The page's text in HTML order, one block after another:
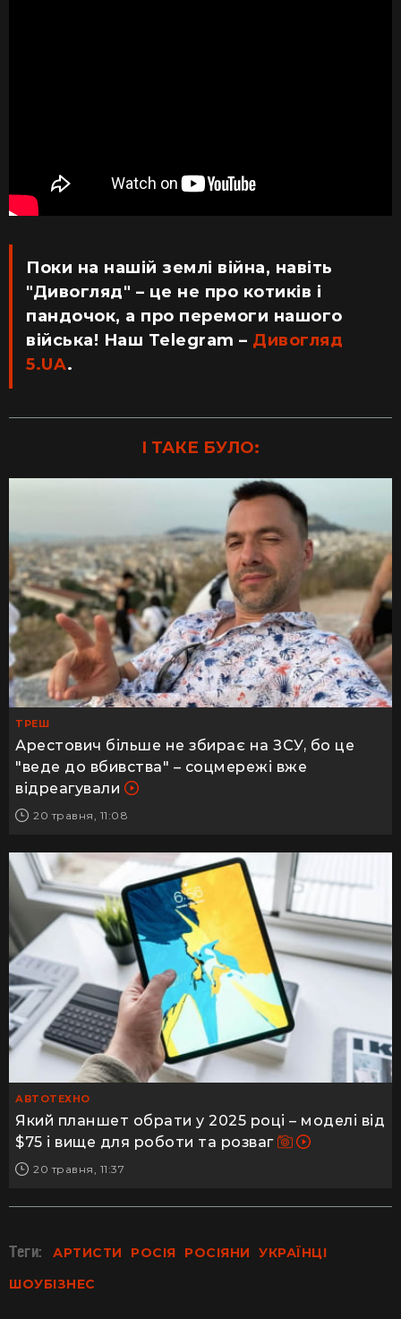
Поки на нашій землі війна, навіть
"Дивогляд" – це не про котиків і
пандочок, а про перемоги нашого
війська! Наш Telegram – Дивогляд
5.UA.
І ТАКЕ БУЛО:
ТРЕШ
Арестович більше не збирає на ЗСУ, бо це
"веде до вбивства" – соцмережі вже
відреагували
20 травня, 11:08
АВТОТЕХНО
Який планшет обрати у 2025 році – моделі від
$75 і вище для роботи та розваг
20 травня, 11:37
Теги: АРТИСТИ РОСІЯ РОСІЯНИ
УКРАЇНЦІ
ШОУБІЗНЕС